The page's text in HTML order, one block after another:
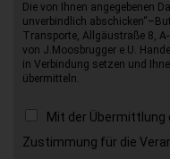
Die von Ihnen angegebenen
unverbindlich
Transporte, Allgäustraße 8,
von J.Moosbrugger e.U.
in Verbindung setzen und
übermitteln.
Mit der Übermittlung
Zustimmung für die